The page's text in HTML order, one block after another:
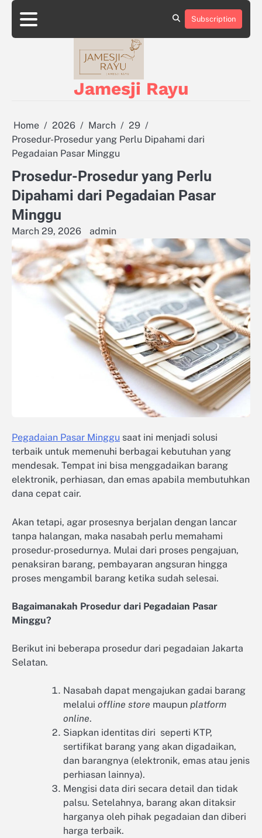
Skip
content
About
Privacy
Subscription
Jamesji Rayu
Home 2026 March
29
Prosedur-Prosedur yang Perlu Dipahami dari
Pegadaian Pasar Minggu
Prosedur-Prosedur yang Perlu
Dipahami dari Pegadaian Pasar
Minggu
March 29, 2026 admin
Pegadaian Pasar Minggu saat ini menjadi solusi
terbaik untuk memenuhi berbagai kebutuhan yang
mendesak. Tempat ini bisa menggadaikan barang
elektronik, perhiasan, dan emas apabila membutuhkan
dana cepat cair.
Akan tetapi, agar prosesnya berjalan dengan lancar
tanpa halangan, maka nasabah perlu memahami
prosedur-prosedurnya. Mulai dari proses pengajuan,
penaksiran barang, pembayaran angsuran hingga
proses mengambil barang ketika sudah selesai.
Bagaimanakah Prosedur dari Pegadaian Pasar
Minggu?
Berikut ini beberapa prosedur dari pegadaian Jakarta
Selatan.
Nasabah dapat mengajukan gadai barang
melalui offline store maupun platform
online.
Siapkan identitas diri seperti KTP,
sertifikat barang yang akan digadaikan,
dan barangnya (elektronik, emas atau jenis
perhiasan lainnya).
Mengisi data diri secara detail dan tidak
palsu. Setelahnya, barang akan ditaksir
harganya oleh pihak pegadaian dan diberi
harga terbaik.